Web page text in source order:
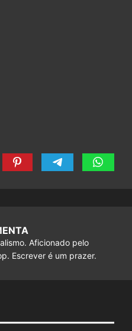
Aficionado pelo
Escrever é um prazer.